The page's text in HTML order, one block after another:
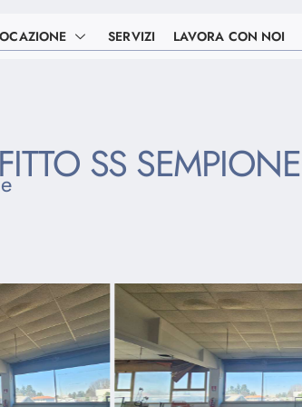
SERVIZI LAVORA CON NOI
SS SEMPIONE